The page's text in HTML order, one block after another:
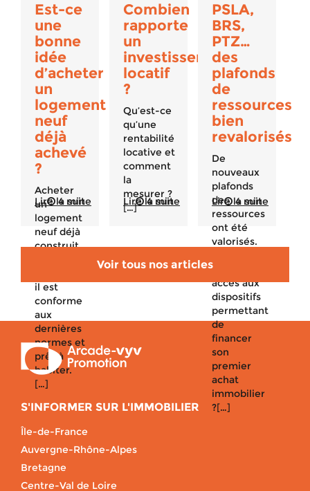
Est-ce
une
bonne
idée
d’acheter
un
logement
neuf
déjà
achevé
?
Acheter
un
logement
neuf déjà
construit
il est
conforme
aux
dernières
normes et
prêt à
habiter.
[…]
Lire la suite
4 min
Combien
rapporte
un
investissement
locatif
?
Qu’est-ce
qu’une
rentabilité
locative et
comment
la
mesurer ?
[…]
Lire la suite
4 min
PSLA,
BRS,
PTZ…
des
plafonds
de
ressources
bien
revalorisés
De
nouveaux
plafonds
de
ressources
ont été
valorisés.
avoir
accès aux
dispositifs
permettant
de
financer
son
premier
achat
immobilier
?[…]
Lire la suite
4 min
Voir tous nos articles
S'INFORMER SUR L'IMMOBILIER
Île-de-France
Auvergne-Rhône-Alpes
Bretagne
Centre-Val de Loire